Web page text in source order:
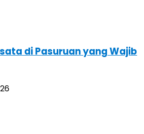
di Pasuruan yang Wajib